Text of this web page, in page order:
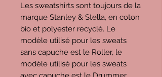
Les sweatshirts sont toujours de la
marque Stanley & Stella, en coton
bio et polyester recyclé. Le
modèle utilisé pour les sweats
sans capuche est le Roller, le
modèle utilisé pour les sweats